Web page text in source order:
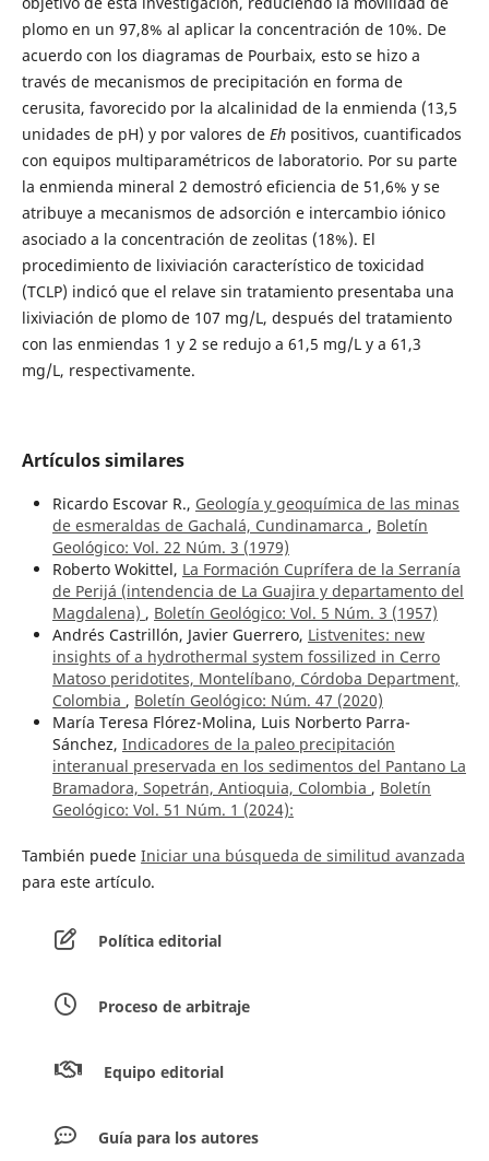
plomo en un 97,8% al aplicar la concentración de 10%. De
acuerdo con los diagramas de Pourbaix, esto se hizo a
través de mecanismos de precipitación en forma de
cerusita, favorecido por la alcalinidad de la enmienda (13,5
unidades de pH) y por valores de Ehpositivos, cuantificados
con equipos multiparamétricos de laboratorio. Por su parte
la enmienda mineral 2 demostró eficiencia de 51,6% y se
atribuye a mecanismos de adsorción e intercambio iónico
asociado a la concentración de zeolitas (18%). El
procedimiento de lixiviación característico de toxicidad
(TCLP) indicó que el relave sin tratamiento presentaba una
lixiviación de plomo de 107 mg/L, después del tratamiento
con las enmiendas 1 y 2 se redujo a 61,5 mg/L y a 61,3
mg/L, respectivamente.
Artículos similares
Ricardo Escovar R., Geología y geoquímica de las minas
de esmeraldas de Gachalá, Cundinamarca , Boletín
Geológico: Vol. 22 Núm. 3 (1979)
Roberto Wokittel, La Formación Cuprífera de la Serranía
de Perijá (intendencia de La Guajira y departamento del
Magdalena) , Boletín Geológico: Vol. 5 Núm. 3 (1957)
Andrés Castrillón, Javier Guerrero, Listvenites: new
insights of a hydrothermal system fossilized in Cerro
Matoso peridotites, Montelíbano, Córdoba Department,
Colombia , Boletín Geológico: Núm. 47 (2020)
María Teresa Flórez-Molina, Luis Norberto Parra-
Sánchez, Indicadores de la paleo precipitación
interanual preservada en los sedimentos del Pantano La
Bramadora, Sopetrán, Antioquia, Colombia , Boletín
Geológico: Vol. 51 Núm. 1 (2024):
También puede Iniciar una búsqueda de similitud avanzada
para este artículo.
Política editorial
Proceso de arbitraje
Equipo editorial
Guía para los autores